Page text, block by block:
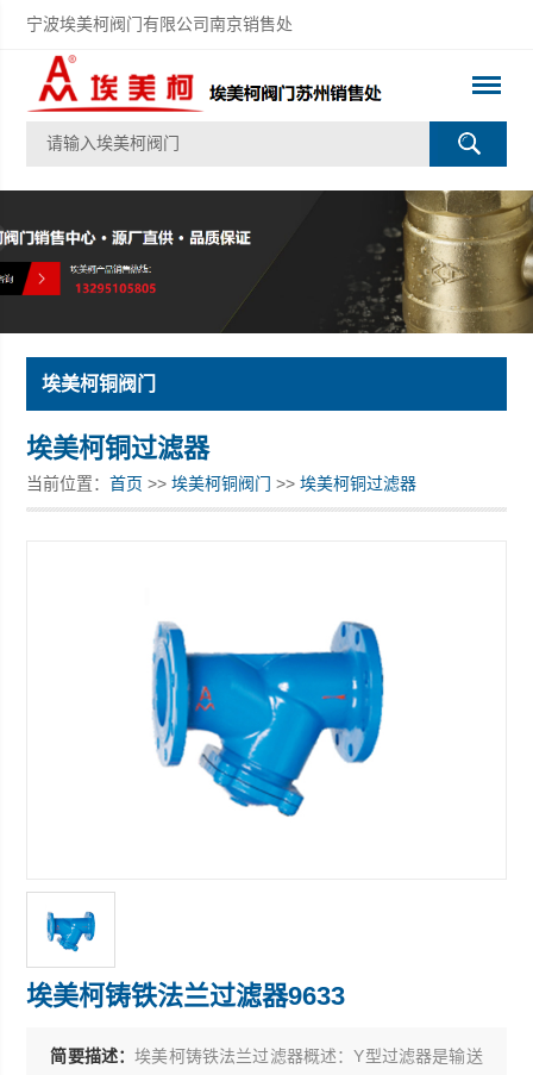
宁波埃美柯阀门有限公司南京销售处
埃美柯铜阀门
埃美柯铜过滤器
当前位置：首页 >>埃美柯铜阀门 >>埃美柯铜过滤器
埃美柯铸铁法兰过滤器9633
简要描述：埃美柯铸铁法兰过滤器概述：Y型过滤器是输送